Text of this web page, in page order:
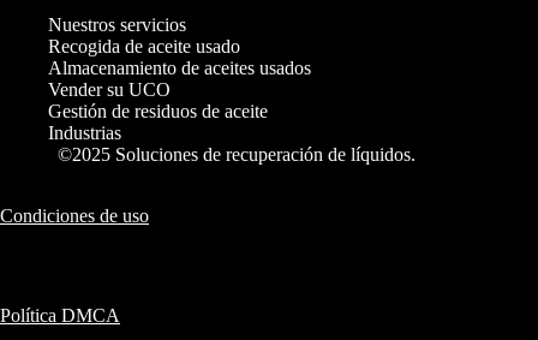
Nuestros servicios
Recogida de aceite usado
Almacenamiento de aceites usados
Vender su UCO
Gestión de residuos de aceite
Industrias
©2025 Soluciones de recuperación de líquidos.
Condiciones de uso
Política DMCA